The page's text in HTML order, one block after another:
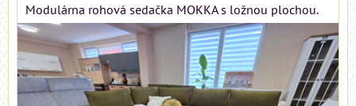
Modulárna rohová sedačka MOKKA s ložnou plochou.